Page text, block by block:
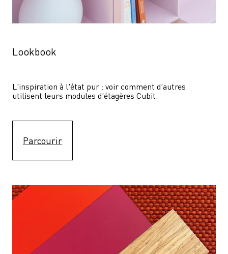
Lookbook
L'inspiration à l'état pur : voir comment d'autres
utilisent leurs modules d'étagères Cubit.
Parcourir